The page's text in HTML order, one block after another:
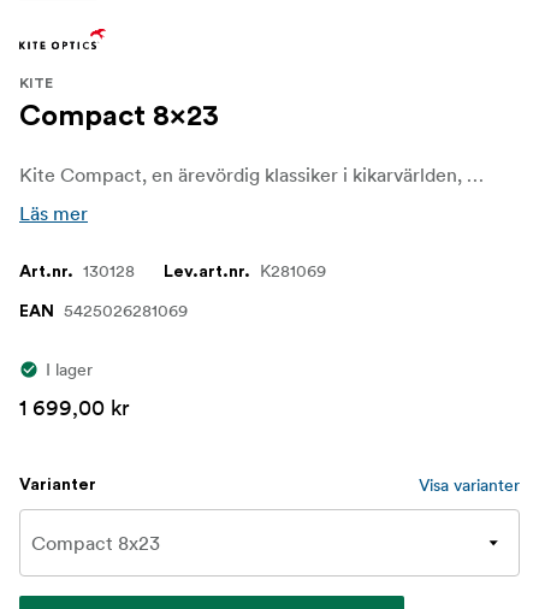
KITE
Compact 8x23
Kite Compact, en ärevördig klassiker i kikarvärlden, har stått emot tidens tand. Den har en speciell plats som det instrument man väljer i många besökscenter för naturreservat i hela Europa.
Läs mer
Art.nr. 130128 Lev.art.nr. K281069
EAN 5425026281069
I lager
1 699,00 kr
Varianter Visa varianter